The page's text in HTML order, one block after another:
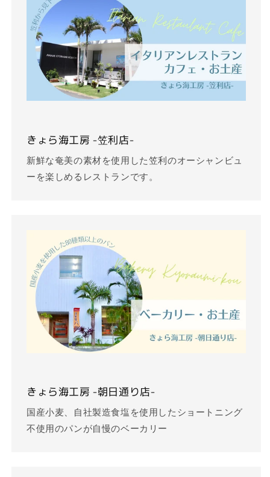
きょら海工房 -笠利店-
新鮮な奄美の素材を使用した笠利のオーシャンビュ
ーを楽しめるレストランです。
きょら海工房 -朝日通り店-
国産小麦、自社製造食塩を使用したショートニング
不使用のパンが自慢のベーカリー